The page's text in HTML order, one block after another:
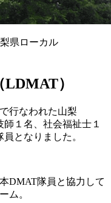
県ローカル
）
行なわれた山梨
１名、社会福祉士１
となりました。
DMAT隊員と協力して
ム。